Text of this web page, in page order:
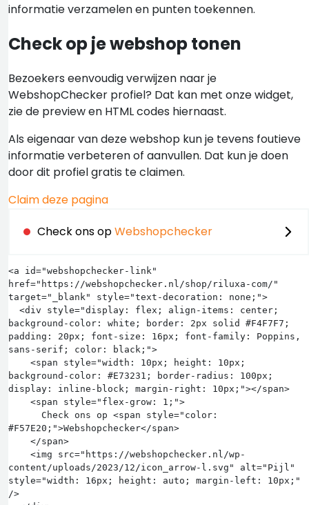
informatie verzamelen en punten toekennen.
Check op je webshop tonen
Bezoekers eenvoudig verwijzen naar je
WebshopChecker profiel? Dat kan met onze widget,
zie de preview en HTML codes hiernaast.
Als eigenaar van deze webshop kun je tevens foutieve
informatie verbeteren of aanvullen. Dat kun je doen
door dit profiel gratis te claimen.
Claim deze pagina
Check ons opWebshopchecker
<a id="webshopchecker-link"
href="https://webshopchecker.nl/shop/riluxa-com/"
target="_blank" style="text-decoration: none;">
background-color: white; border: 2px solid #F4F7F7;
padding: 20px; font-size: 16px; font-family: Poppins,
sans-serif; color: black;">
background-color: #E73231; border-radius: 100px;
display: inline-block; margin-right: 10px;"></span>
#F57E20;">Webshopchecker</span>
content/uploads/2023/12/icon_arrow-l.svg" alt="Pijl"
style="width: 16px; height: auto; margin-left: 10px;"
/>